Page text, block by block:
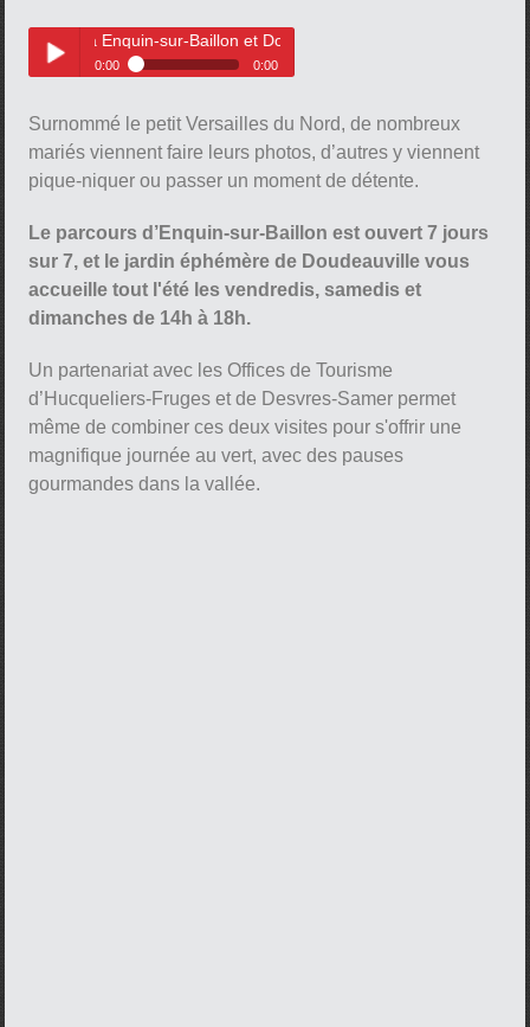
Play /
pause
Enquin-sur-Baillon et Doudeauville
0:00 0:00
Enquin-sur-Baillon et
Doudeauville
Surnommé le petit Versailles du Nord, de nombreux
mariés viennent faire leurs photos, d’autres y viennent
pique-niquer ou passer un moment de détente.
Le parcours d’Enquin-sur-Baillon est ouvert 7 jours
sur 7, et le jardin éphémère de Doudeauville vous
accueille tout l'été les vendredis, samedis et
dimanches de 14h à 18h.
Un partenariat avec les Offices de Tourisme
d’Hucqueliers-Fruges et de Desvres-Samer permet
même de combiner ces deux visites pour s'offrir une
magnifique journée au vert, avec des pauses
gourmandes dans la vallée.